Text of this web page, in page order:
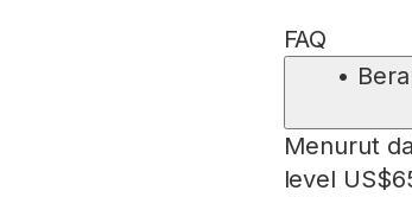
FAQ
•
Menurut
level